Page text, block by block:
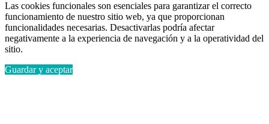
Las cookies funcionales son esenciales para garantizar el correcto
funcionamiento de nuestro sitio web, ya que proporcionan
funcionalidades necesarias. Desactivarlas podría afectar
negativamente a la experiencia de navegación y a la operatividad del
sitio.
Guardar y aceptar